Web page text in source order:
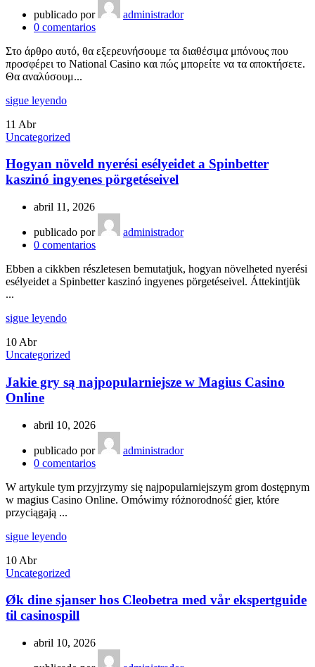
publicado por
administrador
0 comentarios
Στο άρθρο αυτό, θα εξερευνήσουμε τα διαθέσιμα μπόνους που
προσφέρει το National Casino και πώς μπορείτε να τα αποκτήσετε.
Θα αναλύσουμ...
sigue leyendo
11 Abr
Uncategorized
Hogyan növeld nyerési esélyeidet a Spinbetter
kaszinó ingyenes pörgetéseivel
abril 11, 2026
publicado por
administrador
0 comentarios
Ebben a cikkben részletesen bemutatjuk, hogyan növelheted nyerési
esélyeidet a Spinbetter kaszinó ingyenes pörgetéseivel. Áttekintjük
...
sigue leyendo
10 Abr
Uncategorized
Jakie gry są najpopularniejsze w Magius Casino
Online
abril 10, 2026
publicado por
administrador
0 comentarios
W artykule tym przyjrzymy się najpopularniejszym grom dostępnym
w magius Casino Online. Omówimy różnorodność gier, które
przyciągają ...
sigue leyendo
10 Abr
Uncategorized
Øk dine sjanser hos Cleobetra med vår ekspertguide
til casinospill
abril 10, 2026